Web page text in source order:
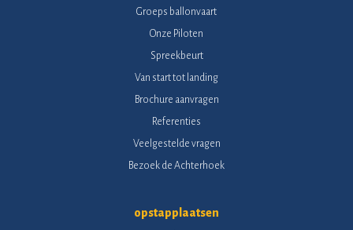
Groeps ballonvaart
Onze Piloten
Spreekbeurt
Van start tot landing
Brochure aanvragen
Referenties
Veelgestelde vragen
Bezoek de Achterhoek
opstapplaatsen